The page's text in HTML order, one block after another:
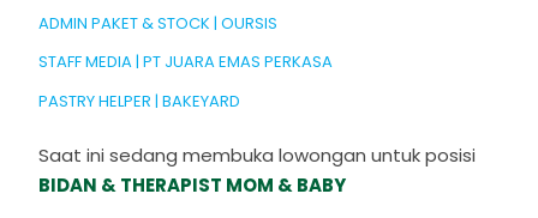
ADMIN PAKET & STOCK | OURSIS
STAFF MEDIA | PT JUARA EMAS PERKASA
PASTRY HELPER | BAKEYARD
Saat ini sedang membuka lowongan untuk posisi
BIDAN & THERAPIST MOM & BABY